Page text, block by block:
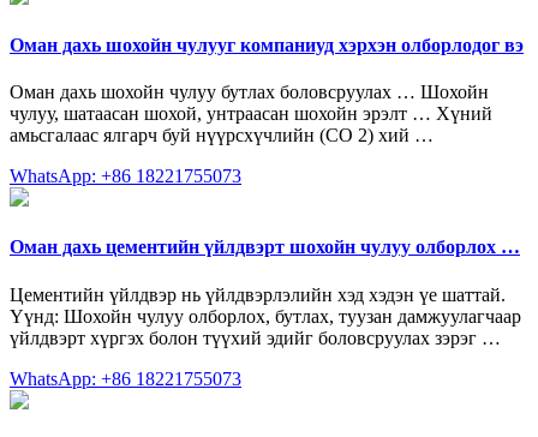
Оман дахь шохойн чулууг компаниуд хэрхэн олборлодог вэ
Оман дахь шохойн чулуу бутлах боловсруулах … Шохойн
чулуу, шатаасан шохой, унтраасан шохойн эрэлт … Хүний
амьсгалаас ялгарч буй нүүрсхүчлийн (СО 2) хий …
WhatsApp: +86 18221755073
Оман дахь цементийн үйлдвэрт шохойн чулуу олборлох …
Цементийн үйлдвэр нь үйлдвэрлэлийн хэд хэдэн үе шаттай.
Үүнд: Шохойн чулуу олборлох, бутлах, туузан дамжуулагчаар
үйлдвэрт хүргэх болон түүхий эдийг боловсруулах зэрэг …
WhatsApp: +86 18221755073